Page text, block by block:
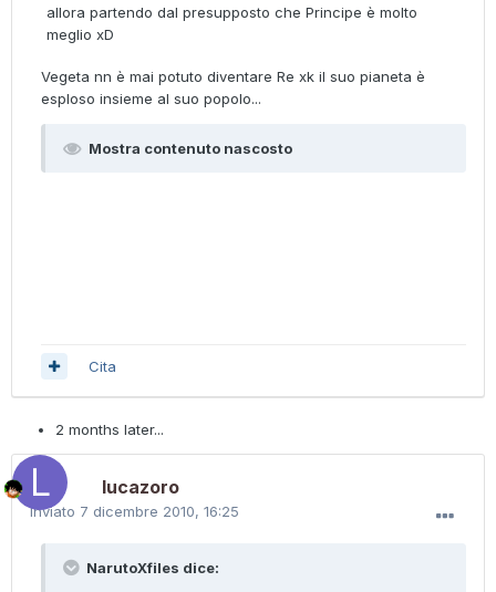
allora partendo dal presupposto che Principe è molto
meglio xD
Vegeta nn è mai potuto diventare Re xk il suo pianeta è
esploso insieme al suo popolo...
Mostra contenuto nascosto
Cita
2 months later...
lucazoro
Inviato 7 dicembre 2010, 16:25
NarutoXfiles dice: